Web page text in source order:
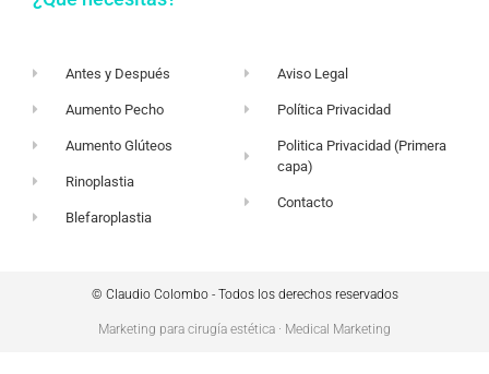
Antes y Después
Aumento Pecho
Aumento Glúteos
Rinoplastia
Blefaroplastia
Aviso Legal
Política Privacidad
Politica Privacidad (Primera
capa)
Contacto
© Claudio Colombo - Todos los derechos reservados
Marketing para cirugía estética · Medical Marketing